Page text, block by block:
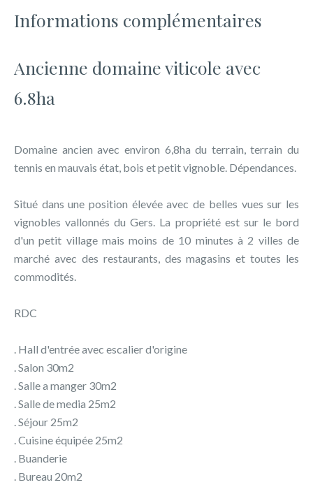
Informations complémentaires
Ancienne domaine viticole avec
6.8ha
Domaine ancien avec environ 6,8ha du terrain, terrain du
tennis en mauvais état, bois et petit vignoble. Dépendances.
Situé dans une position élevée avec de belles vues sur les
vignobles vallonnés du Gers. La propriété est sur le bord
d'un petit village mais moins de 10 minutes à 2 villes de
marché avec des restaurants, des magasins et toutes les
commodités.
RDC
. Hall d'entrée avec escalier d'origine
. Salon 30m2
. Salle a manger 30m2
. Salle de media 25m2
. Séjour 25m2
. Cuisine équipée 25m2
. Buanderie
. Bureau 20m2